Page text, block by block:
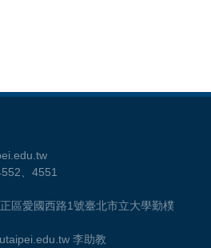
、4551
區愛國西路1號臺北市立大學勤樸
李助教